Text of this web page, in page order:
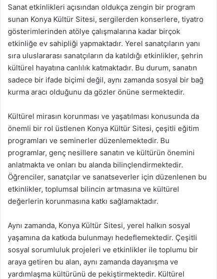
Sanat etkinlikleri açısından oldukça zengin bir program
sunan Konya Kültür Sitesi, sergilerden konserlere, tiyatro
gösterimlerinden atölye çalışmalarına kadar birçok
etkinliğe ev sahipliği yapmaktadır. Yerel sanatçıların yanı
sıra uluslararası sanatçıların da katıldığı etkinlikler, şehrin
kültürel hayatına canlılık katmaktadır. Bu durum, sanatın
sadece bir ifade biçimi değil, aynı zamanda sosyal bir bağ
kurma aracı olduğunu da gözler önüne sermektedir.
Kültürel mirasın korunması ve yaşatılması konusunda da
önemli bir rol üstlenen Konya Kültür Sitesi, çeşitli eğitim
programları ve seminerler düzenlemektedir. Bu
programlar, genç nesillere sanatın ve kültürün önemini
anlatmakta ve onları bu alanda bilinçlendirmektedir.
Öğrenciler, sanatçılar ve sanatseverler için düzenlenen bu
etkinlikler, toplumsal bilincin artmasına ve kültürel
değerlerin korunmasına katkı sağlamaktadır.
Aynı zamanda, Konya Kültür Sitesi, yerel halkın sosyal
yaşamına da katkıda bulunmayı hedeflemektedir. Çeşitli
sosyal sorumluluk projeleri ve etkinlikler ile toplumu bir
araya getiren bu alan, aynı zamanda dayanışma ve
yardımlaşma kültürünü de pekiştirmektedir. Kültürel